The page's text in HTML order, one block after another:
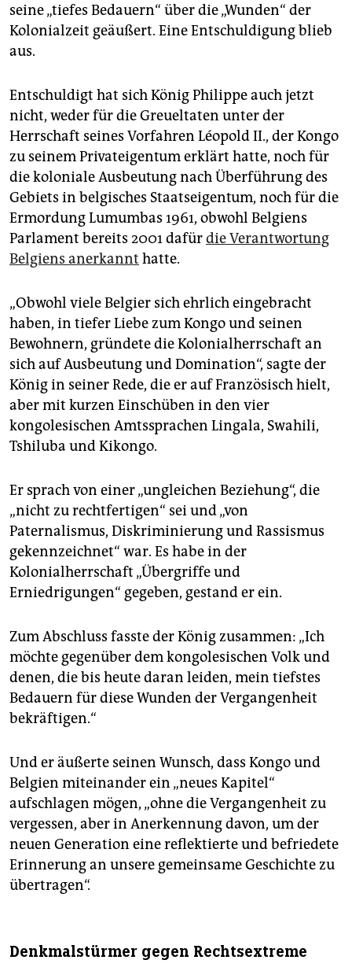
seine „tiefes Bedauern“ über die „Wunden“ der
Kolonialzeit geäußert. Eine Entschuldigung blieb
aus.
Entschuldigt hat sich König Philippe auch jetzt
nicht, weder für die Greueltaten unter der
Herrschaft seines Vorfahren Léopold II., der Kongo
zu seinem Privateigentum erklärt hatte, noch für
die koloniale Ausbeutung nach Überführung des
Gebiets in belgisches Staatseigentum, noch für die
Ermordung Lumumbas 1961, obwohl Belgiens
Parlament bereits 2001 dafürdie Verantwortung
Belgiens anerkannt hatte.
„Obwohl viele Belgier sich ehrlich eingebracht
haben, in tiefer Liebe zum Kongo und seinen
Bewohnern, gründete die Kolonialherrschaft an
sich auf Ausbeutung und Domination“, sagte der
König in seiner Rede, die er auf Französisch hielt,
aber mit kurzen Einschüben in den vier
kongolesischen Amtssprachen Lingala, Swahili,
Tshiluba und Kikongo.
Er sprach von einer „ungleichen Beziehung“, die
„nicht zu rechtfertigen“ sei und „von
Paternalismus, Diskriminierung und Rassismus
gekennzeichnet“ war. Es habe in der
Kolonialherrschaft „Übergriffe und
Erniedrigungen“ gegeben, gestand er ein.
Zum Abschluss fasste der König zusammen: „Ich
möchte gegenüber dem kongolesischen Volk und
denen, die bis heute daran leiden, mein tiefstes
Bedauern für diese Wunden der Vergangenheit
bekräftigen.“
Und er äußerte seinen Wunsch, dass Kongo und
Belgien mitein­ander ein „neues Kapitel“
aufschlagen mögen, „ohne die Vergangenheit zu
vergessen, aber in Anerkennung davon, um der
neuen Generation eine reflektierte und befriedete
Erinnerung an unsere gemeinsame Geschichte zu
übertragen“.
Denkmalstürmer gegen Rechtsextreme